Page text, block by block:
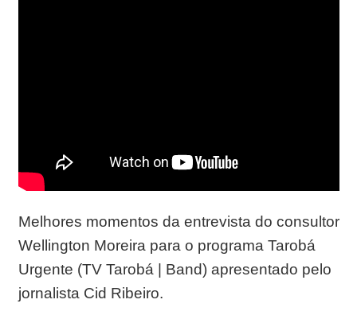
Melhores momentos da entrevista do consultor
Wellington Moreira para o programa Tarobá
Urgente (TV Tarobá | Band) apresentado pelo
jornalista Cid Ribeiro.